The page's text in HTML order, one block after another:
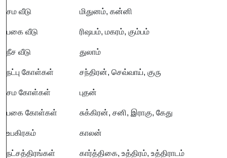
சம வீடு மிதுனம், கன்னி
பகை வீடு ரிஷபம், மகரம், கும்பம்
நீச வீடு துலாம்
நட்பு கோள்கள் சந்திரன், செவ்வாய், குரு
சம கோள்கள் புதன்
பகை கோள்கள் சுக்கிரன், சனி, இராகு, கேது
உபகிரகம் காலன்
நட்சத்திரங்கள் கார்த்திகை, உத்திரம், உத்திராடம்